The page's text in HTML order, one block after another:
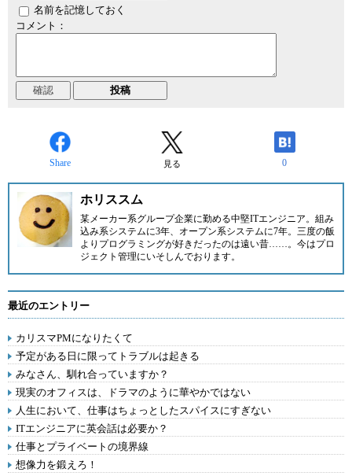
名前を記憶しておく
コメント：
Share 見る 0
ホリススム
某メーカー系グループ企業に勤める中堅ITエンジニア。組み
込み系システムに3年、オープン系システムに7年。三度の飯
よりプログラミングが好きだったのは遠い昔……。今はプロ
ジェクト管理にいそしんでおります。
最近のエントリー
カリスマPMになりたくて
予定がある日に限ってトラブルは起きる
みなさん、馴れ合っていますか？
現実のオフィスは、ドラマのように華やかではない
人生において、仕事はちょっとしたスパイスにすぎない
ITエンジニアに英会話は必要か？
仕事とプライベートの境界線
想像力を鍛えろ！